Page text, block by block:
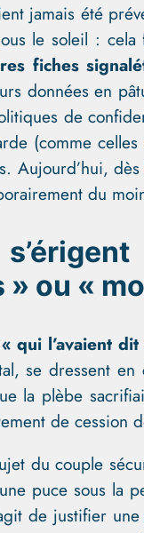
jamais été
le soleil : cela
fiches
données en
de
(comme celles
Aujourd’hui,
du
» ou «
qui l’avaient dit
se dressent en
la plèbe
de cession
du couple
puce sous la
de justifier